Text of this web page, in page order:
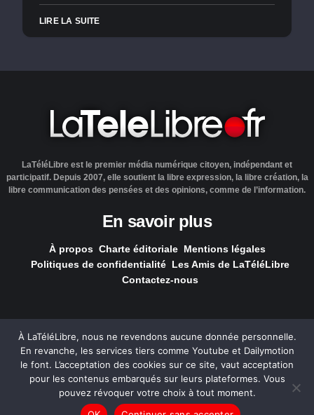
LIRE LA SUITE
LaTéléLibre est le premier média numérique citoyen, indépendant et
participatif. Depuis 2007, elle soutient la libre expression, la libre création, la
libre communication des pensées et des opinions, comme de l’information.
En savoir plus
À propos Charte éditoriale Mentions légales
Politiques de confidentialité Les Amis de LaTéléLibre
Contactez-nous
LaTéléLibre.fr, ce site a été réalisé par l'agenceNOUS, Ouvert,
Utile & Simple
— Tous les contenus, sauf exception signalée, sont
À LaTéléLibre, nous ne revendons aucune donnée personnelle.
En revanche, les services tiers comme Youtube et Dailymotion
le font. L’acceptation des cookies sur ce site, vaut acceptation
pour les contenus embarqués sur leurs plateformes. Vous
pouvez révoquer votre choix à tout moment.